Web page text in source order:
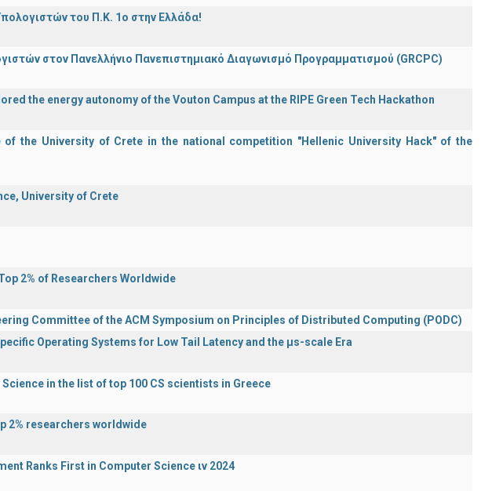
του Π.Κ. 1ο στην Ελλάδα!
στον Πανελλήνιο Πανεπιστημιακό Διαγωνισμό Προγραμματισμού (GRCPC)
the energy autonomy of the Vouton Campus at the RIPE Green Tech Hackathon
the University of Crete in the national competition "Hellenic University Hack" of the
University of Crete
2% of Researchers Worldwide
Committee of the ACM Symposium on Principles of Distributed Computing (PODC)
Operating Systems for Low Tail Latency and the μs-scale Era
in the list of top 100 CS scientists in Greece
2% researchers worldwide
Ranks First in Computer Science ιν 2024